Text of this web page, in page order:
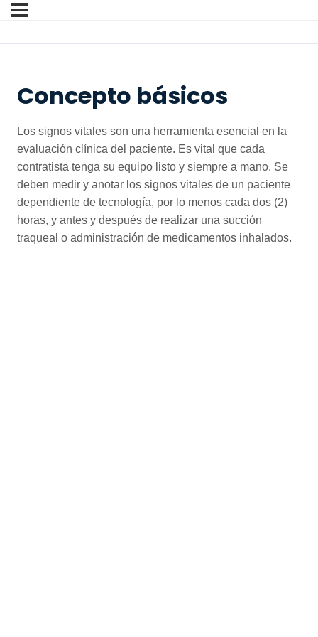
Concepto básicos
Los signos vitales son una herramienta esencial en la
evaluación clínica del paciente. Es vital que cada
contratista tenga su equipo listo y siempre a mano. Se
deben medir y anotar los signos vitales de un paciente
dependiente de tecnología, por lo menos cada dos (2)
horas, y antes y después de realizar una succión
traqueal o administración de medicamentos inhalados.